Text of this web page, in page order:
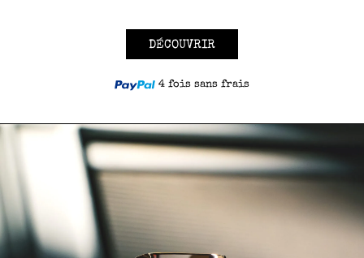
DÉCOUVRIR
4 fois sans frais